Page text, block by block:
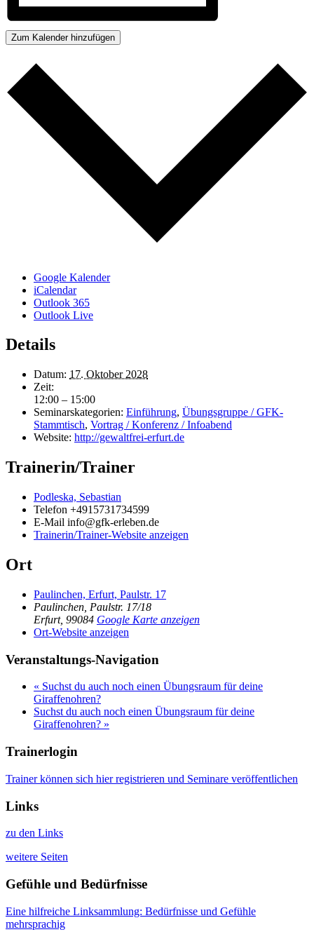
Zum Kalender hinzufügen
Google Kalender
iCalendar
Outlook 365
Outlook Live
Details
Datum: 17. Oktober 2028
Zeit:
12:00 – 15:00
Seminarskategorien: Einführung, Übungsgruppe / GFK-
Stammtisch, Vortrag / Konferenz / Infoabend
Website: http://gewaltfrei-erfurt.de
Trainerin/Trainer
Podleska, Sebastian
Telefon +4915731734599
E-Mail info@gfk-erleben.de
Trainerin/Trainer-Website anzeigen
Ort
Paulinchen, Erfurt, Paulstr. 17
Paulinchen, Paulstr. 17/18
Erfurt, 99084 Google Karte anzeigen
Ort-Website anzeigen
Veranstaltungs-Navigation
« Suchst du auch noch einen Übungsraum für deine
Giraffenohren?
Suchst du auch noch einen Übungsraum für deine
Giraffenohren? »
Trainerlogin
Trainer können sich hier registrieren und Seminare veröffentlichen
Links
zu den Links
weitere Seiten
Gefühle und Bedürfnisse
Eine hilfreiche Linksammlung: Bedürfnisse und Gefühle
mehrsprachig